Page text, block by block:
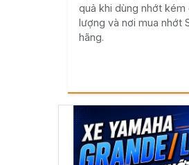
quả khi dùng nhớt kém
lượng và nơi mua nhớt
hãng.